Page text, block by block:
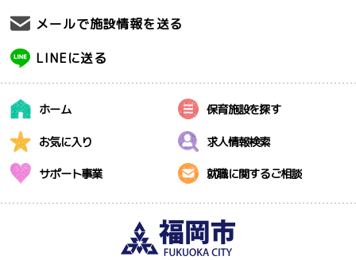
メールで施設情報を送る
LINEに送る
ホーム 保育施設を探す
お気に入り 求人情報検索
サポート事業 就職に関するご相談